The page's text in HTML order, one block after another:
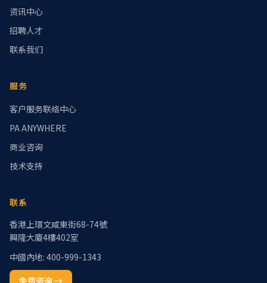
资讯中心
招聘人才
联系我们
服务
客户服务联络中心
PA ANYWHERE
商业咨询
技术支持
联系
香港上環文咸東街68-74號
興隆大廈4樓402室
中國內地: 400-999-1343
免费咨询 →